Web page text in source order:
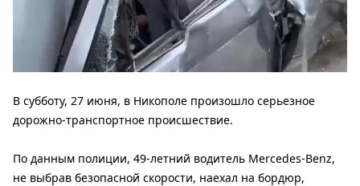
В субботу, 27 июня, в Никополе произошло серьезное
дорожно-транспортное происшествие.
По данным полиции, 49-летний водитель Mercedes-Benz,
не выбрав безопасной скорости, наехал на бордюр,